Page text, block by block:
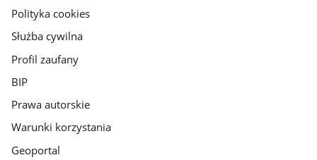
gov.pl
Polityka cookies
Służba cywilna
Profil zaufany
BIP
Prawa autorskie
Warunki korzystania
Geoportal